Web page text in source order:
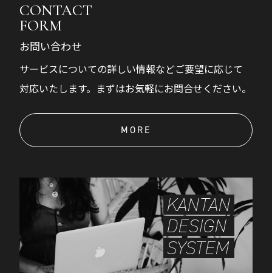
CONTACT
FORM
お問い合わせ
サービスについての詳しい情報などご要望に応じて
対応いたします。まずはお気軽にお問合せください。
MORE
KANTAN
DESIGN
SYSTEM